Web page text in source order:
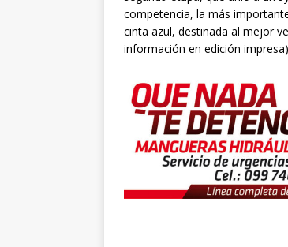
competencia, la más
cinta azul, destinada al mejor
información en edición impresa)